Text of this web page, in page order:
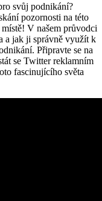
svůj podnikání?
pozornosti na této
V našem průvodci
a jak ji správně využít k
Připravte se na
se Twitter reklamním
fascinujícího světa